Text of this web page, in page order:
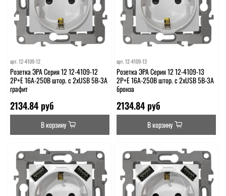
арт.12-4109-12
Розетка ЭРА Серия 12 12-4109-12
2P+E 16A-250В штор. с 2xUSB 5В-3А
графит
2134.84 руб
В корзину
арт. 12-4109-13
Розетка ЭРА Серия 12 12-4109-13
2P+E 16A-250В штор. с 2xUSB 5В-3А
бронза
2134.84 руб
В корзину